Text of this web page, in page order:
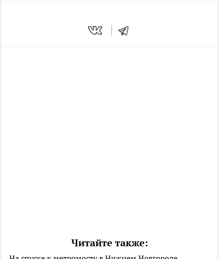
Читайте также: